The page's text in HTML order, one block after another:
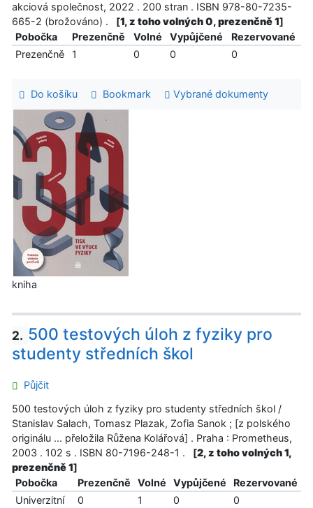
akciová společnost, 2022 . 200 stran . ISBN 978-80-7235-
665-2 (brožováno) .
[1, z toho volných 0, prezenčně 1]
Pobočka
Prezenčně Volné Vypůjčené
Rezervované
Prezenčně
1 0 0 0
Do košíku Bookmark Vybrané dokumenty
kniha
2. 500 testových úloh z fyziky pro
studenty středních škol
Půjčit
500 testových úloh z fyziky pro studenty středních škol /
Stanislav Salach, Tomasz Plazak, Zofia Sanok ; [z polského
originálu ... přeložila Růžena Kolářová] . Praha : Prometheus,
2003 . 102 s . ISBN 80-7196-248-1 .
[2, z toho volných 1,
prezenčně 1]
Pobočka
Prezenčně Volné Vypůjčené
Rezervované
Univerzitní
0 1 0 0